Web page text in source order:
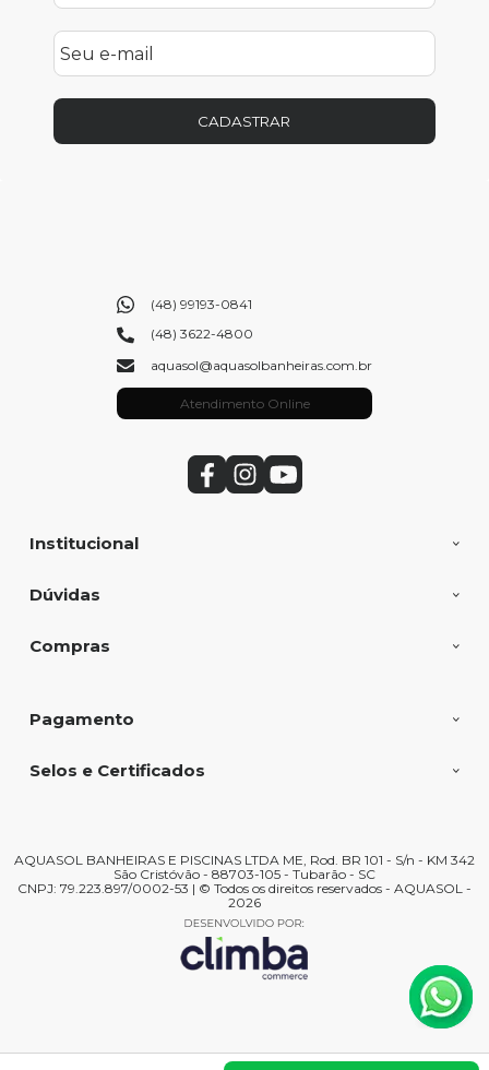
CADASTRAR
Institucional
Dúvidas
Compras
(48) 99193-0841
(48) 3622-4800
aquasol@aquasolbanheiras.com.br
Atendimento Online
Pagamento
Selos e Certificados
AQUASOL BANHEIRAS E PISCINAS LTDA ME, Rod. BR 101 - S/n - KM 342
São Cristóvão - 88703-105 - Tubarão - SC
CNPJ: 79.223.897/0002-53 | © Todos os direitos reservados - AQUASOL -
2026